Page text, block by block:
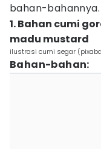
bahan-bahannya.
1. Bahan cumi
madu mustard
ilustrasi cumi segar
Bahan-bahan: